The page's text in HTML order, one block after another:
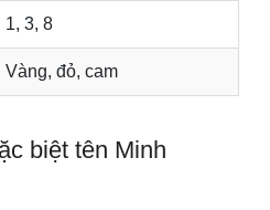
1, 3, 8
Vàng, đỏ, cam
biệt tên Minh